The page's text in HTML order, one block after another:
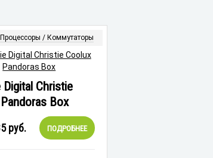
/ Коммутаторы
Digital Christie
Box
руб. ПОДРОБНЕЕ